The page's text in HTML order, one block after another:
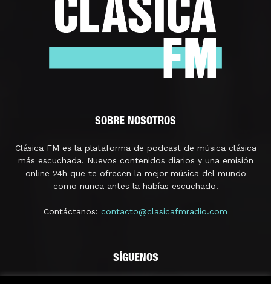
SOBRE NOSOTROS
Clásica FM es la plataforma de podcast de música clásica
más escuchada. Nuevos contenidos diarios y una emisión
online 24h que te ofrecen la mejor música del mundo
como nunca antes la habías escuchado.
Contáctanos: contacto@clasicafmradio.com
SÍGUENOS